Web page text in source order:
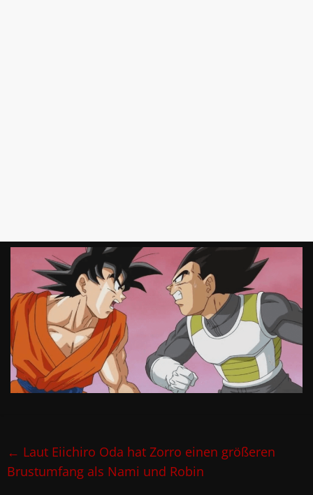
← Laut Eiichiro Oda hat Zorro einen größeren
Brustumfang als Nami und Robin